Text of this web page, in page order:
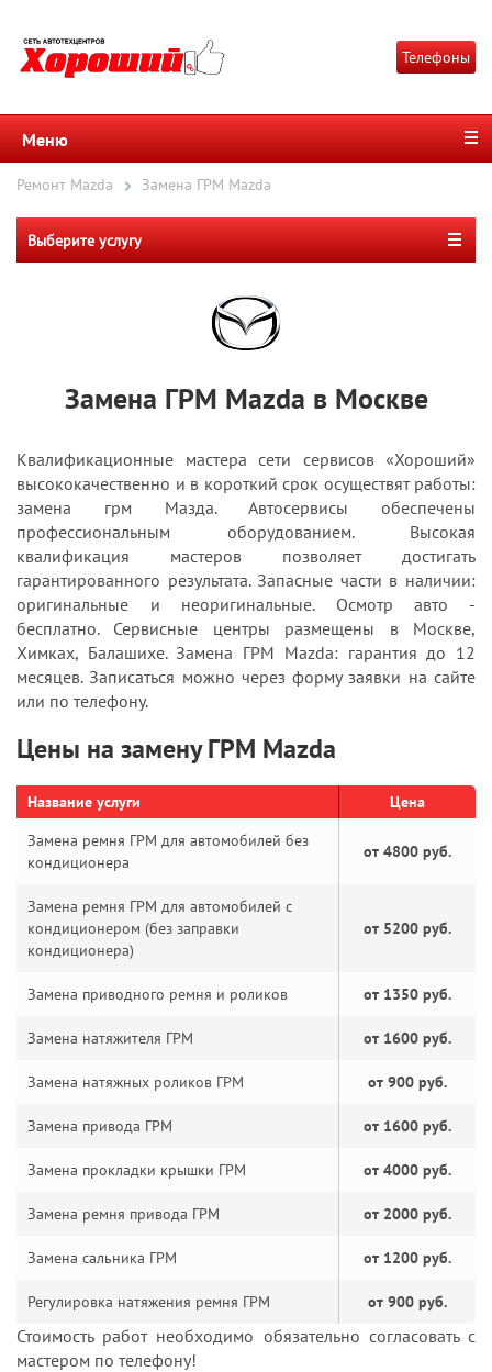
Телефоны
Меню
Ремонт Mazda Замена ГРМ Mazda
Выберите услугу
Замена ГРМ Mazda в Москве
Квалификационные мастера сети сервисов «Хороший»
высококачественно и в короткий срок осуществят работы:
замена грм Мазда. Автосервисы обеспечены
профессиональным оборудованием. Высокая
квалификация мастеров позволяет достигать
гарантированного результата. Запасные части в наличии:
оригинальные и неоригинальные. Осмотр авто -
бесплатно. Сервисные центры размещены в Москве,
Химках, Балашихе. Замена ГРМ Mazda: гарантия до 12
месяцев. Записаться можно через форму заявки на сайте
или по телефону.
Цены на замену ГРМ Mazda
Название услуги
Цена
Замена ремня ГРМ для автомобилей без
кондиционера
от 4800 руб.
Замена ремня ГРМ для автомобилей с
кондиционером (без заправки
кондиционера)
от 5200 руб.
Замена приводного ремня и роликов от 1350 руб.
Замена натяжителя ГРМ от 1600 руб.
Замена натяжных роликов ГРМ от 900 руб.
Замена привода ГРМ от 1600 руб.
Замена прокладки крышки ГРМ от 4000 руб.
Замена ремня привода ГРМ от 2000 руб.
Замена сальника ГРМ от 1200 руб.
Регулировка натяжения ремня ГРМ от 900 руб.
Стоимость работ необходимо обязательно согласовать с
мастером по телефону!